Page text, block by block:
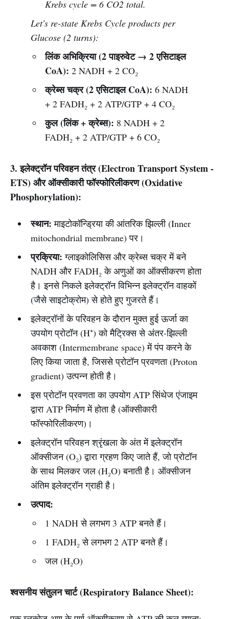
Krebs cycle = 6 CO2 total.
Let's re-state Krebs Cycle products per
Glucose (2 turns):
लिंक अभिक्रिया (2 पाइरुवेट → 2 एसिटाइल
CoA): 2 NADH + 2 CO₂
क्रेब्स चक्र (2 एसिटाइल CoA): 6 NADH
+ 2 FADH₂ + 2 ATP/GTP + 4 CO₂
कुल (लिंक + क्रेब्स): 8 NADH + 2
FADH₂ + 2 ATP/GTP + 6 CO₂
3. इलेक्ट्रॉन परिवहन तंत्र (Electron Transport System -
ETS) और ऑक्सीकारी फॉस्फोरिलीकरण (Oxidative
Phosphorylation):
स्थान: माइटोकॉन्ड्रिया की आंतरिक झिल्ली (Inner
mitochondrial membrane) पर।
प्रक्रिया: ग्लाइकोलिसिस और क्रेब्स चक्र में बने
NADH और FADH₂ के अणुओं का ऑक्सीकरण होता
है। इनसे निकले इलेक्ट्रॉन विभिन्न इलेक्ट्रॉन वाहकों
(जैसे साइटोक्रोम) से होते हुए गुजरते हैं।
इलेक्ट्रॉनों के परिवहन के दौरान मुक्त हुई ऊर्जा का
उपयोग प्रोटॉन (H⁺) को मैट्रिक्स से अंतर-झिल्ली
अवकाश (Intermembrane space) में पंप करने के
लिए किया जाता है, जिससे प्रोटॉन प्रवणता (Proton
gradient) उत्पन्न होती है।
इस प्रोटॉन प्रवणता का उपयोग ATP सिंथेज एंजाइम
द्वारा ATP निर्माण में होता है (ऑक्सीकारी
फॉस्फोरिलीकरण)।
इलेक्ट्रॉन परिवहन श्रृंखला के अंत में इलेक्ट्रॉन
ऑक्सीजन (O₂) द्वारा ग्रहण किए जाते हैं, जो प्रोटॉन
के साथ मिलकर जल (H₂O) बनाती है। ऑक्सीजन
अंतिम इलेक्ट्रॉन ग्राही है।
उत्पाद:
1 NADH से लगभग 3 ATP बनते हैं।
1 FADH₂ से लगभग 2 ATP बनते हैं।
जल (H₂O)
श्वसनीय संतुलन चार्ट (Respiratory Balance Sheet):